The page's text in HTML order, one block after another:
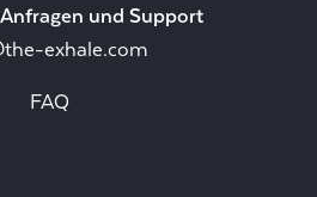
und Support
exhale.com
FAQ